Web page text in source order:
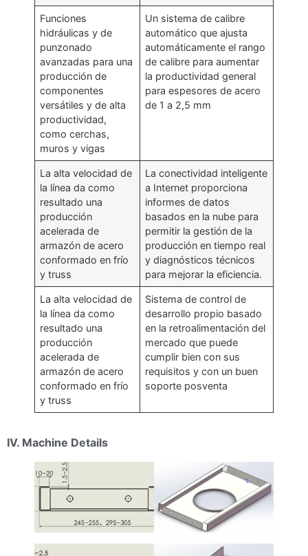
Funciones
hidráulicas y de
punzonado
avanzadas para una
producción de
componentes
versátiles y de alta
productividad,
como cerchas,
muros y vigas
Un sistema de calibre
automático que ajusta
automáticamente el rango
de calibre para aumentar
la productividad general
para espesores de acero
de 1 a 2,5 mm
La alta velocidad de
la línea da como
resultado una
producción
acelerada de
armazón de acero
conformado en frío
y truss
La conectividad inteligente
a Internet proporciona
informes de datos
basados en la nube para
permitir la gestión de la
producción en tiempo real
y diagnósticos técnicos
para mejorar la eficiencia.
La alta velocidad de
la línea da como
resultado una
producción
acelerada de
armazón de acero
conformado en frío
y truss
Sistema de control de
desarrollo propio basado
en la retroalimentación del
mercado que puede
cumplir bien con sus
requisitos y con un buen
soporte posventa
IV. Machine Details